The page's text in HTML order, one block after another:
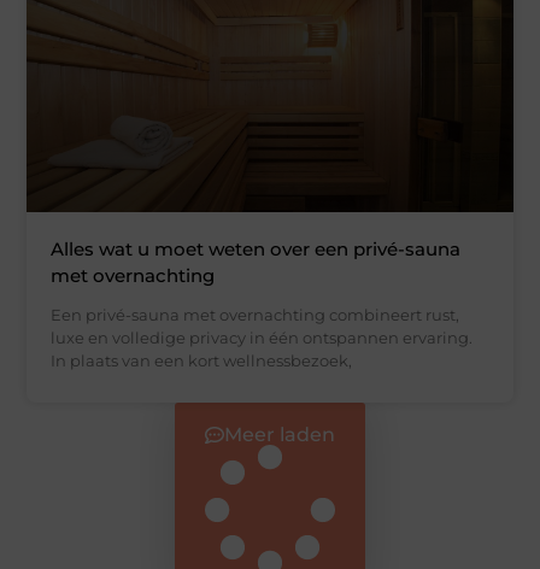
Alles wat u moet weten over een privé-sauna
met overnachting
Een privé-sauna met overnachting combineert rust,
luxe en volledige privacy in één ontspannen ervaring.
In plaats van een kort wellnessbezoek,
Meer laden